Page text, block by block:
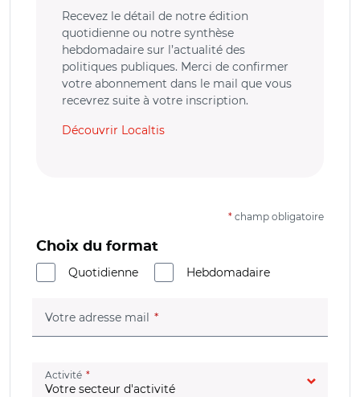
Recevez le détail de notre édition
quotidienne ou notre synthèse
hebdomadaire sur l’actualité des
politiques publiques. Merci de confirmer
votre abonnement dans le mail que vous
recevrez suite à votre inscription.
Découvrir Localtis
* champ obligatoire
Choix du format
Quotidienne
Hebdomadaire
Votre adresse mail (champ obligatoire)
Activité (champ obligatoire)